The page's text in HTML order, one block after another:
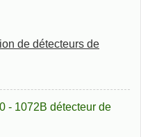
de détecteurs de
- 1072B détecteur de